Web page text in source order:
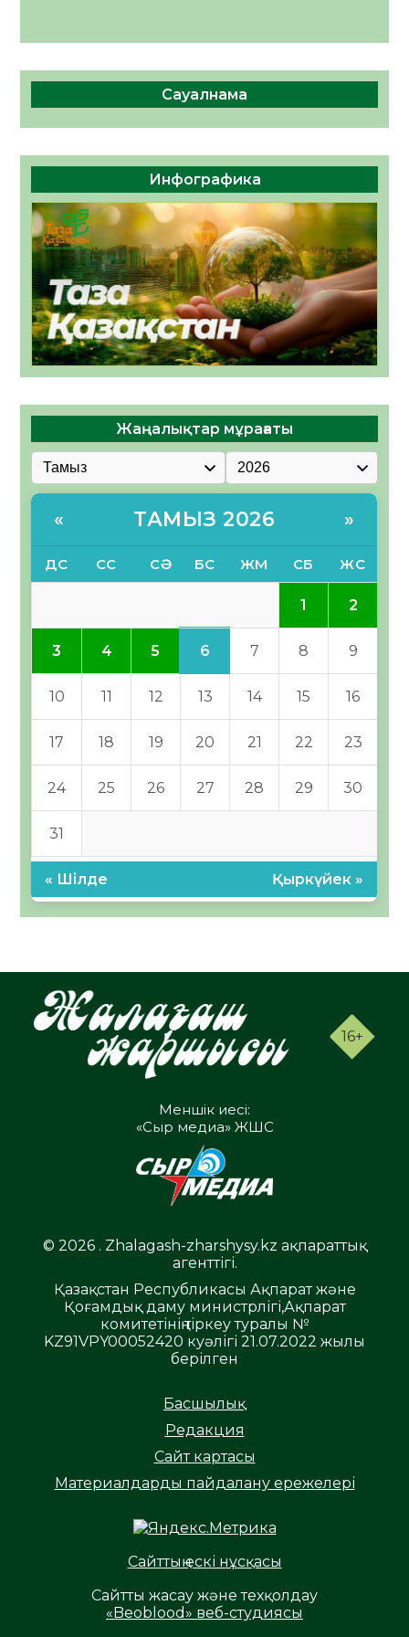
Сауалнама
Инфографика
Жаңалықтар мұрағаты
« ТАМЫЗ 2026 »
ДС СС СӘ БС ЖМ СБ ЖС
1 2
3 4 5 6 7 8 9
10 11 12 13 14 15 16
17 18 19 20 21 22 23
24 25 26 27 28 29 30
31
« Шілде Қыркүйек »
16+
Меншік иесі:
«Сыр медиа» ЖШС
© 2026 . Zhalagash-zharshysy.kz ақпараттық
агенттігі.
Қазақстан Республикасы Ақпарат және
Қоғамдық даму министрлігі,Ақпарат
комитетінің тіркеу туралы №
KZ91VPY00052420 куәлігі 21.07.2022 жылы
берілген
Басшылық
Редакция
Сайт картасы
Материалдарды пайдалану ережелері
Сайттың ескі нұсқасы
Сайтты жасау және техқолдау
«Beoblood» веб-студиясы